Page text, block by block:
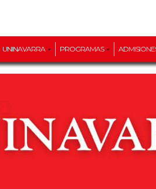
UNINAVARRA PROGRAMAS